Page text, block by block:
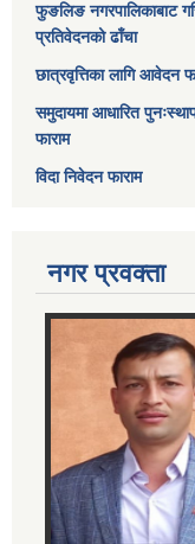
फुङलिङ नगरपालिकाबाट
प्रतिवेदनको ढाँचा
छात्रवृत्तिका लागि आवेदन
समुदायमा आधारित
फाराम
विदा निवेदन फाराम
नगर प्रवक्ता